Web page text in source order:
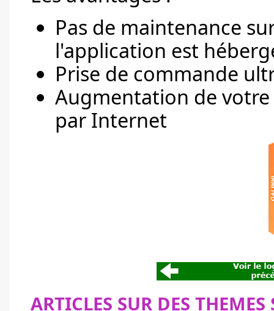
Pas de maintenance
l'application est
Prise de commande
Augmentation de
par Internet
ARTICLES SUR DES